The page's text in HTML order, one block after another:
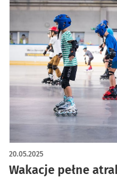
Wakacje pełne
20.05.2025